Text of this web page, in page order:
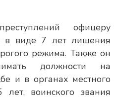
офицеру
в виде 7 лет лишения
режима. Также он
должности на
и в органах местного
воинского звания